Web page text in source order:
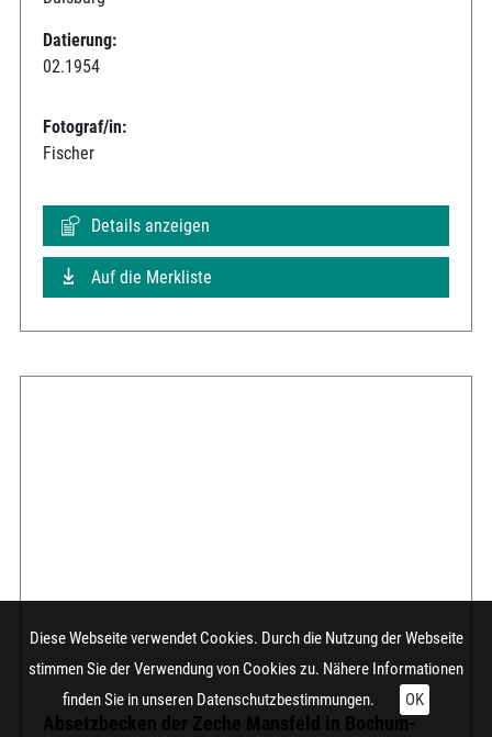
Datierung:
02.1954
Fotograf/in:
Fischer
Details anzeigen
Auf die Merkliste
Absetzbecken der Zeche Mansfeld in Bochum-
Diese Webseite verwendet Cookies. Durch die Nutzung der Webseite
stimmen Sie der Verwendung von Cookies zu. Nähere Informationen
finden Sie in unseren Datenschutzbestimmungen. OK